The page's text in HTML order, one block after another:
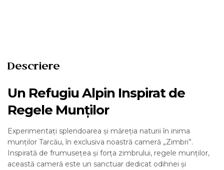
Descriere
Un Refugiu Alpin Inspirat de
Regele Munților
Experimentați splendoarea și măreția naturii în inima
munților Tarcău, în exclusiva noastră cameră „Zimbri”.
Inspirată de frumusețea și forța zimbrului, regele munților,
această cameră este un sanctuar dedicat odihnei și